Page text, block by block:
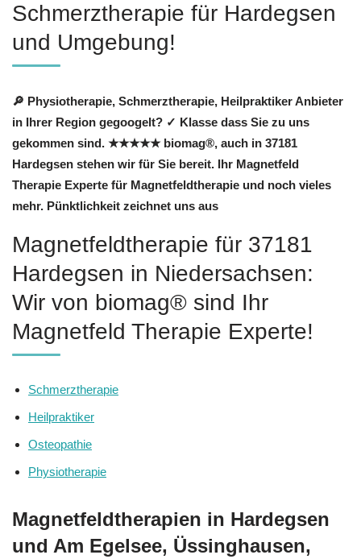
Schmerztherapie für Hardegsen
und Umgebung!
🔎 Physiotherapie, Schmerztherapie, Heilpraktiker Anbieter
in Ihrer Region gegoogelt? ✓ Klasse dass Sie zu uns
gekommen sind. ★★★★★ biomag®, auch in 37181
Hardegsen stehen wir für Sie bereit. Ihr Magnetfeld
Therapie Experte für Magnetfeldtherapie und noch vieles
mehr. Pünktlichkeit zeichnet uns aus
Magnetfeldtherapie für 37181
Hardegsen in Niedersachsen:
Wir von biomag® sind Ihr
Magnetfeld Therapie Experte!
Schmerztherapie
Heilpraktiker
Osteopathie
Physiotherapie
Magnetfeldtherapien in Hardegsen
und Am Egelsee, Üssinghausen,